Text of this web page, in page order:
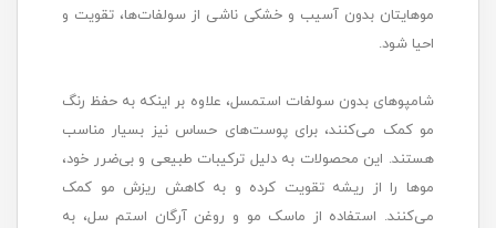
موهایتان بدون آسیب و خشکی ناشی از سولفات‌ها، تقویت و
احیا شود.
شامپوهای بدون سولفات استمسل، علاوه بر اینکه به حفظ رنگ
مو کمک می‌کنند، برای پوست‌های حساس نیز بسیار مناسب
هستند. این محصولات به دلیل ترکیبات طبیعی و بی‌ضرر خود،
موها را از ریشه تقویت کرده و به کاهش ریزش مو کمک
می‌کنند. استفاده از ماسک مو و روغن آرگان استم سل، به